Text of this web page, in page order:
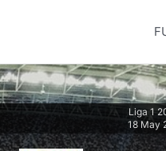
Liga 1
18 May